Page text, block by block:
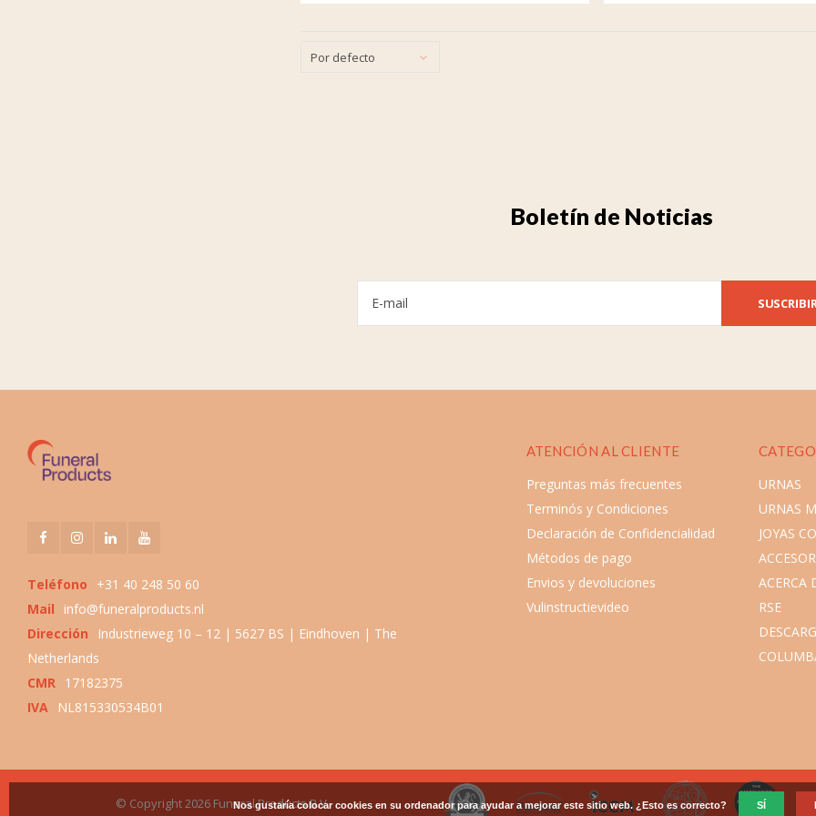
Por defecto
Boletín de Noticias
Teléfono
+31 40 248 50 60
Mail
info@funeralproducts.nl
Dirección
Industrieweg 10 – 12 | 5627 BS | Eindhoven | The
Netherlands
CMR
17182375
IVA
NL815330534B01
ATENCIÓN AL CLIENTE
Preguntas más frecuentes
Terminós y Condiciones
Declaración de Confidencialidad
Métodos de pago
Envios y devoluciones
Vulinstructievideo
URNAS
URNAS
JOYAS
ACERCA
RSE
© Copyright 2026 Funeral Products B.V.Nos gustaría colocar cookies en su ordenador para ayudar a mejorar este sitio web. ¿Esto es correcto? SÍ